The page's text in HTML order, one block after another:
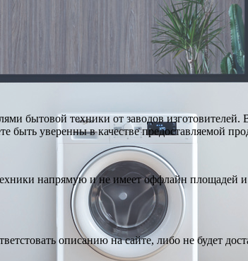
бытовой техники от заводов
быть уверенны в качестве предоставляемой
напрямую и не имеет оффлайн площадей
описанию на сайте, либо не будет